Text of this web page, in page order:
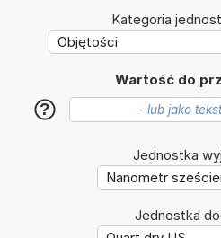
Kategoria
Wartość do
?
Jednostka
Jednostka